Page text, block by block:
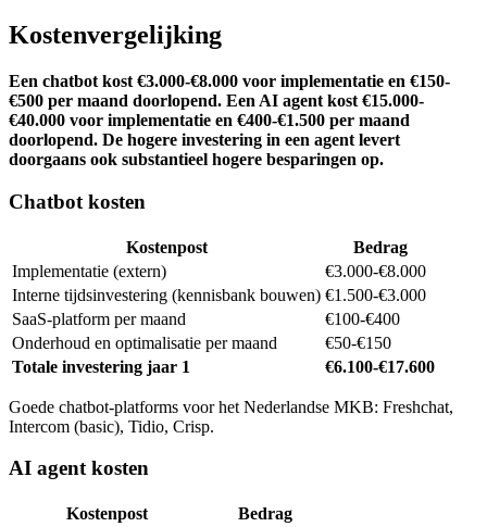
Kostenvergelijking
Een chatbot kost €3.000-€8.000 voor implementatie en €150-
€500 per maand doorlopend. Een AI agent kost €15.000-
€40.000 voor implementatie en €400-€1.500 per maand
doorlopend. De hogere investering in een agent levert
doorgaans ook substantieel hogere besparingen op.
Chatbot kosten
Kostenpost
Bedrag
Implementatie (extern)
€3.000-€8.000
Interne tijdsinvestering (kennisbank bouwen) €1.500-€3.000
SaaS-platform per maand
€100-€400
Onderhoud en optimalisatie per maand
€50-€150
Totale investering jaar 1
€6.100-€17.600
Goede chatbot-platforms voor het Nederlandse MKB: Freshchat,
Intercom (basic), Tidio, Crisp.
AI agent kosten
Kostenpost
Bedrag